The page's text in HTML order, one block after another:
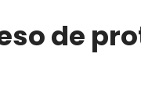
de